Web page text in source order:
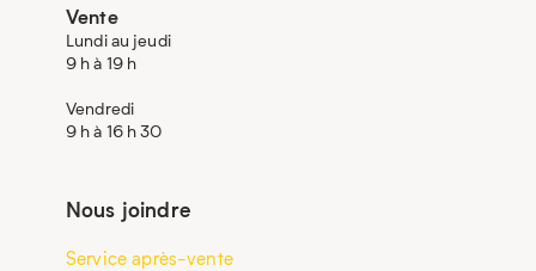
Vente
Lundi au jeudi
9 h à 19 h
Vendredi
9 h à 16 h 30
Nous joindre
Service après-vente